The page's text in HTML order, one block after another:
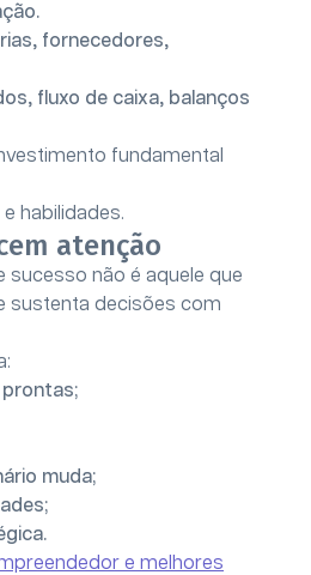
fornecedores,
fluxo de caixa, balanços
fundamental
habilidades.
atenção
sucesso não é aquele que
sustenta decisões com
muda;
e melhores